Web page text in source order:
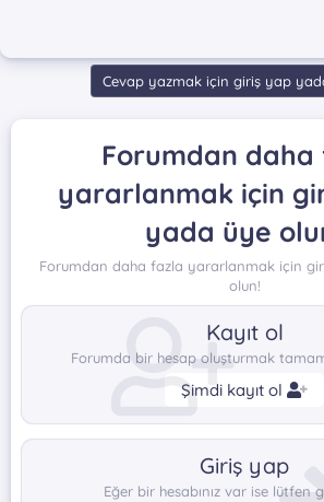
Cevap yazmak için giriş yap
Forumdan daha
yararlanmak için
yada üye
Forumdan daha fazla yararlanmak için
olun!
Kayıt ol
Forumda bir hesap oluşturmak
Şimdi kayıt ol
Giriş yap
Eğer bir hesabınız var ise lütfen